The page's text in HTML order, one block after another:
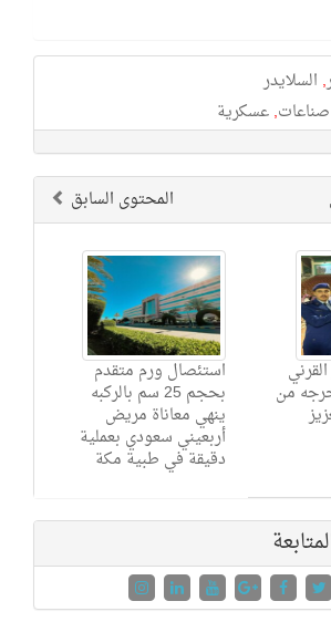
, السلايدر
صناعات,عسكرية
المحتوى السابق
استئصال ورم متقدم
بحجم 25 سم بالركبه
ينهي معاناة مريض
أربعيني سعودي بعملية
دقيقة في طبية مكة
من